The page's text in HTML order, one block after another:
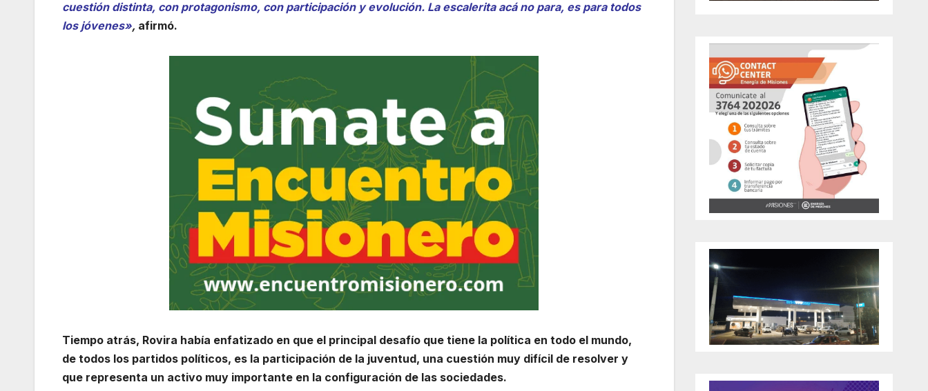
cuestión distinta, con protagonismo, con participación y evolución. La escalerita acá no para, es para todos
los jóvenes», afirmó.
Tiempo atrás, Rovira había enfatizado en que el principal desafío que tiene la política en todo el mundo,
de todos los partidos políticos, es la participación de la juventud, una cuestión muy difícil de resolver y
que representa un activo muy importante en la configuración de las sociedades.